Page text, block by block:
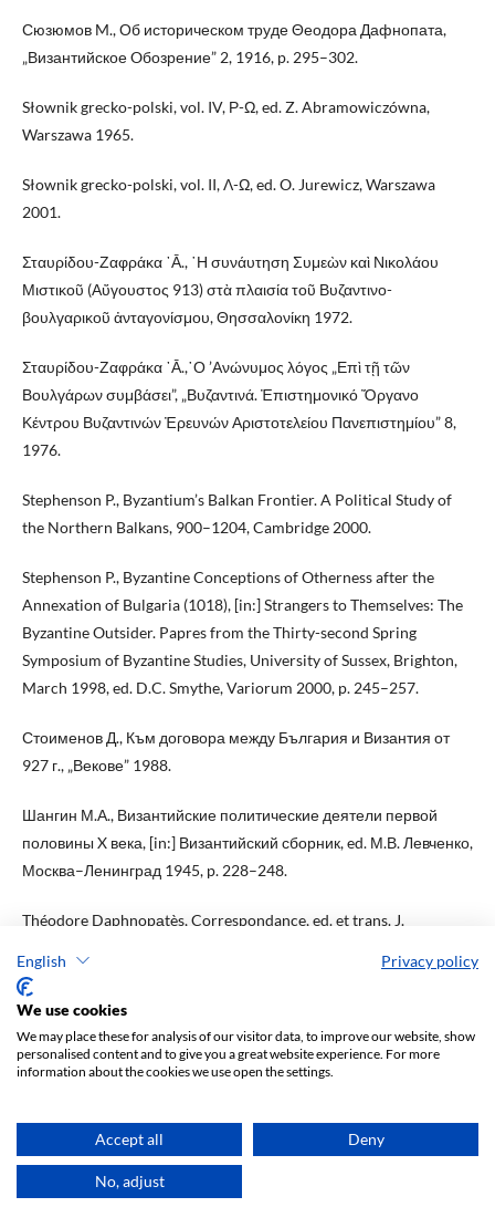
English Privacy policy
We use cookies
We may place these for analysis of our visitor data, to improve our website, show
personalised content and to give you a great website experience. For more
information about the cookies we use open the settings.
Accept all Deny
No, adjust
Сюзюмов M., Об историческом труде Θеодора Дафнопата,
„Византийское Oбозрение” 2, 1916, p. 295–302.
Słownik grecko-polski, vol. IV, Ρ-Ω, ed. Z. Abramowiczówna,
Warszawa 1965.
Słownik grecko-polski, vol. II, Λ-Ω, ed. O. Jurewicz, Warszawa
2001.
Σταυρίδου-Ζαφράκα ᾽Ᾱ., ῾Η συνάυτηση Συμεὼν καὶ Νικολάου
Μιστικοῦ (Αὔγουστος 913) στὰ πλαισία τοῦ Βυζαντινο-
βουλγαρικοῦ ἀνταγονίσμου, Θησσαλονίκη 1972.
Σταυρίδου-Ζαφράκα ᾽Ᾱ.,῾Ο ’Ανώνυμος λόγος „Επὶ τῇ τῶν
Βουλγάρων συμβάσει”, „Βυζαντινά. Ἐπιστημονικό Ὄργανο
Κέντρου Βυζαντινών Ἐρευνών Αριστοτελείου Πανεπιστημίου” 8,
1976.
Stephenson P., Byzantium’s Balkan Frontier. A Political Study of
the Northern Balkans, 900–1204, Cambridge 2000.
Stephenson P., Byzantine Conceptions of Otherness after the
Annexation of Bulgaria (1018), [in:] Strangers to Themselves: The
Byzantine Outsider. Papres from the Thirty-second Spring
Symposium of Byzantine Studies, University of Sussex, Brighton,
March 1998, ed. D.C. Smythe, Variorum 2000, p. 245–257.
Стоименов Д., Към договора между България и Византия от
927 г., „Векове” 1988.
Шангин М.А., Византийские политические деятели первой
половины X века, [in:] Византийский сборник, ed. М.В. Левченко,
Москва–Ленинград 1945, p. 228–248.
Théodore Daphnopаtès, Correspondance, ed. et trans. J.
Theophanes Continuatus, ed. I. Bekker, Bonnae 1838.
Тодоров T., „Слово за мира с българите” и българо-
византийските политически отношения през последните
българите и техните съседи през вековете. Изследвания и
материали от научната конференция в памет на доц. д-р
Христо Коларов, 30-31 октомври 1998 г., Велико Търново, ed.